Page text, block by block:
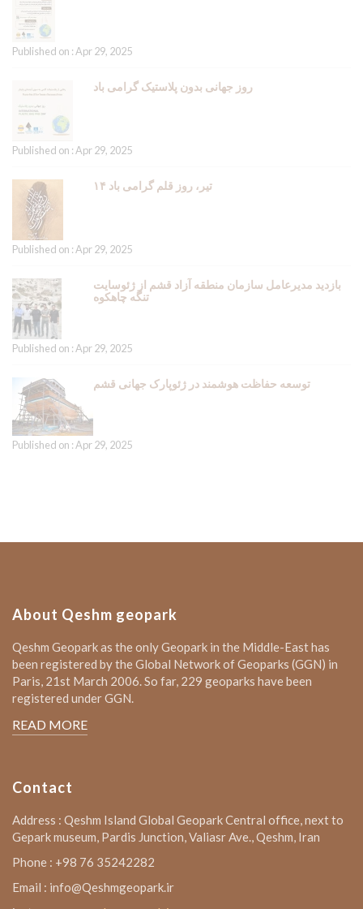
Published on : Apr 29, 2025
روز جهانی بدون پلاستیک گرامی باد
Published on : Apr 29, 2025
۱۴ تیر، روز قلم گرامی باد
Published on : Apr 29, 2025
بازدید مدیرعامل سازمان منطقه آزاد قشم از ژئوسایت
تنگه چاهکوه
Published on : Apr 29, 2025
توسعه حفاظت هوشمند در ژئوپارک جهانی قشم
Published on : Apr 29, 2025
About Qeshm geopark
Qeshm Geopark as the only Geopark in the Middle-East has
been registered by the Global Network of Geoparks (GGN) in
Paris, 21st March 2006. So far, 229 geoparks have been
registered under GGN.
READ MORE
Contact
Address : Qeshm Island Global Geopark Central office, next to
Gepark museum, Pardis Junction, Valiasr Ave., Qeshm, Iran
Phone : +98 76 35242282
Email : info@Qeshmgeopark.ir